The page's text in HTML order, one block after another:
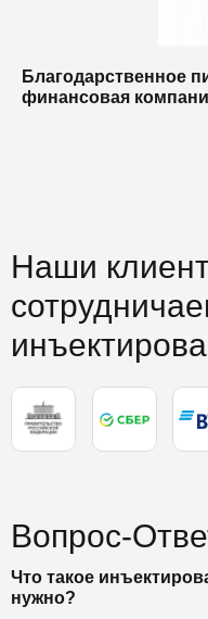
Благодарственное
финансовая
Наши
Вопрос-
Что такое
нужно?